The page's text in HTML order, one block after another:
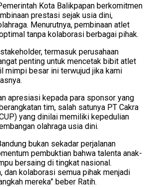
Kota Balikpapan berkomitmen
prestasi sejak usia dini,
Menurutnya, pembinaan atlet
tanpa kolaborasi berbagai pihak.
termasuk perusahaan
penting untuk mencetak bibit atlet
mimpi besar ini terwujud jika kami
apresiasi kepada para sponsor yang
tim, salah satunya PT Cakra
yang dinilai memiliki kepedulian
olahraga usia dini.
bukan sekadar perjalanan
pembuktian bahwa talenta anak-
bersaing di tingkat nasional.
dan kolaborasi semua pihak menjadi
mereka” beber Ratih.